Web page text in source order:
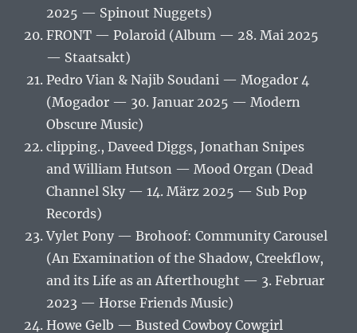
2025 — Spinout Nuggets)
FRONT — Polaroid (Album — 28. Mai 2025
— Staatsakt)
Pedro Vian & Najib Soudani — Mogador 4
(Mogador — 30. Januar 2025 — Modern
Obscure Music)
clipping., Daveed Diggs, Jonathan Snipes
and William Hutson — Mood Organ (Dead
Channel Sky — 14. März 2025 — Sub Pop
Records)
Vylet Pony — Brohoof: Community Carousel
(An Examination of the Shadow, Creekflow,
and its Life as an Afterthought — 3. Februar
2023 — Horse Friends Music)
Howe Gelb — Busted Cowboy Cowgirl